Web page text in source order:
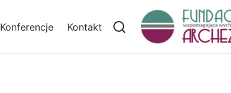
Konferencje Kontakt